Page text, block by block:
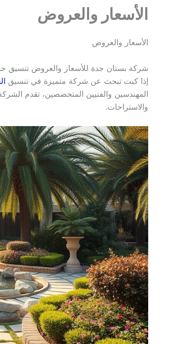
الأسعار والعروض
الأسعار والعروض
شركة بستان جدة للأسعار والعروض تنسيق
إذا كنت تبحث عن شركة متميزة في تنسيق
المهندسين والفنيين المتخصصين، تقدم
والاستراحات.